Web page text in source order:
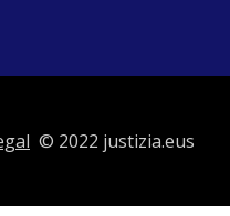
© 2022 justizia.eus